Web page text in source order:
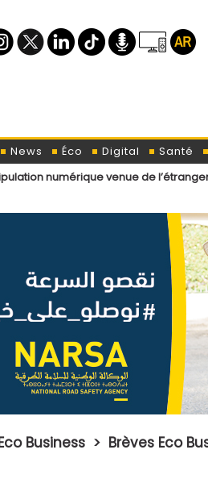
News Éco Digital Santé
venue de l’étranger ?
Loi de
Business > Brèves Eco